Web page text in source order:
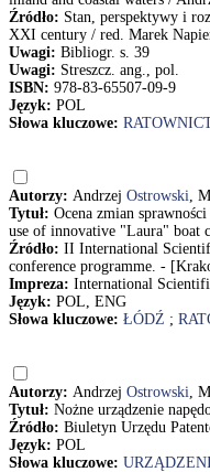
Źródło: Stan, perspektywy i
XXI century / red. Marek
Uwagi: Bibliogr. s. 39
Uwagi: Streszcz. ang., pol.
ISBN: 978-83-65507-09-9
Język: POL
Słowa kluczowe:
Autorzy: Andrzej Ostrowski,
Tytuł: Ocena zmian
use of innovative "Laura" boat
Źródło: II International
conference programme. -
Impreza: International
Język: POL, ENG
Słowa kluczowe: ŁÓDŹ ;
Autorzy: Andrzej Ostrowski,
Tytuł: Nożne urządzenie
Źródło: Biuletyn Urzędu
Język: POL
Słowa kluczowe: